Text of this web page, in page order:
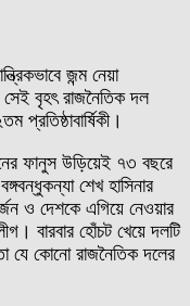
জন্ম নেয়া
বৃহৎ রাজনৈতিক দল
ফানুস উড়িয়েই ৭৩ বছরে
শেখ হাসিনার
ও দেশকে এগিয়ে নেওয়ার
বারবার হোঁচট খেয়ে দলটি
যে কোনো রাজনৈতিক দলের